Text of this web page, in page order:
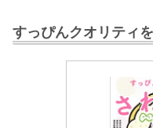
すっぴんクオリティ